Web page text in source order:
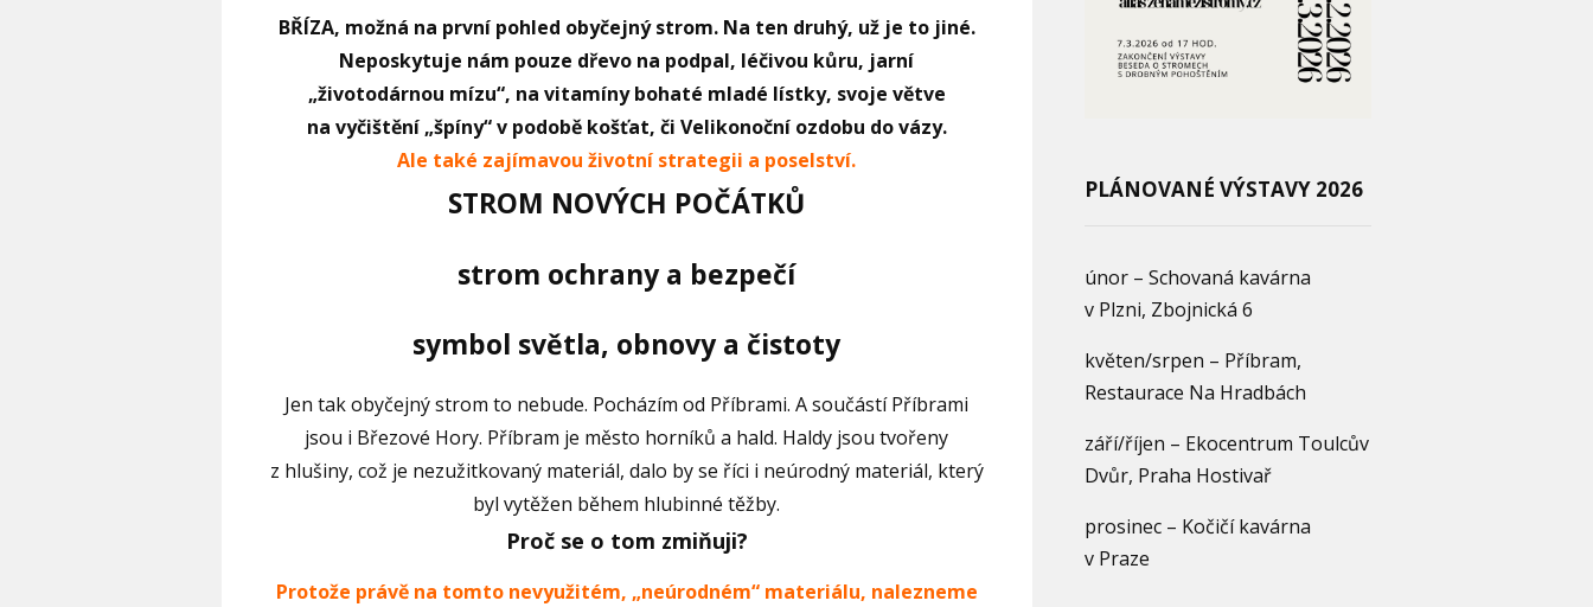
BŘÍZA, možná na první pohled obyčejný strom. Na ten druhý, už je to jiné.
Neposkytuje nám pouze dřevo na podpal, léčivou kůru, jarní
„životodárnou mízu“, na vitamíny bohaté mladé lístky, svoje větve
na vyčištění „špíny“ v podobě košťat, či Velikonoční ozdobu do vázy.
Ale také zajímavou životní strategii a poselství.
STROM NOVÝCH POČÁTKŮ
strom ochrany a bezpečí
symbol světla, obnovy a čistoty
Jen tak obyčejný strom to nebude. Pocházím od Příbrami. A součástí Příbrami
jsou i Březové Hory. Příbram je město horníků a hald. Haldy jsou tvořeny
z hlušiny, což je nezužitkovaný materiál, dalo by se říci i neúrodný materiál, který
byl vytěžen během hlubinné těžby.
Proč se o tom zmiňuji?
Protože právě na tomto nevyužitém, „neúrodném“ materiálu, nalezneme
PLÁNOVANÉ VÝSTAVY 2026
únor – Schovaná kavárna
v Plzni, Zbojnická 6
květen/srpen – Příbram,
Restaurace Na Hradbách
září/říjen – Ekocentrum Toulcův
Dvůr, Praha Hostivař
prosinec – Kočičí kavárna
v Praze